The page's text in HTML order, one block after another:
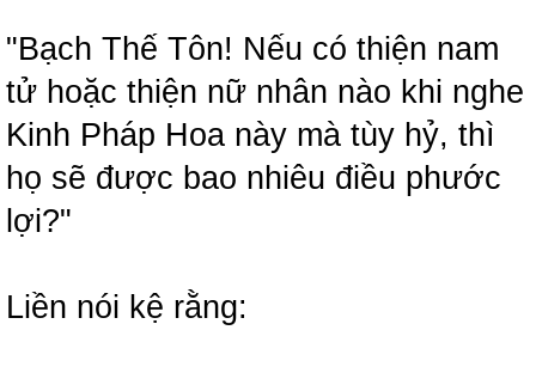
"Bạch Thế Tôn! Nếu có thiện nam
tử hoặc thiện nữ nhân nào khi nghe
Kinh Pháp Hoa này mà tùy hỷ, thì
họ sẽ được bao nhiêu điều phước
lợi?"
Liền nói kệ rằng: